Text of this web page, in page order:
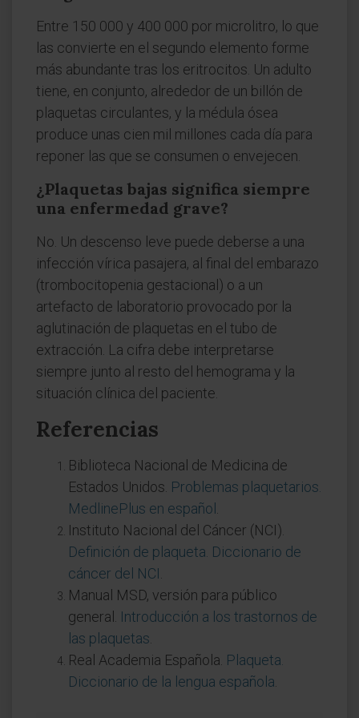
Entre 150 000 y 400 000 por microlitro, lo que
las convierte en el segundo elemento forme
más abundante tras los eritrocitos. Un adulto
tiene, en conjunto, alrededor de un billón de
plaquetas circulantes, y la médula ósea
produce unas cien mil millones cada día para
reponer las que se consumen o envejecen.
¿Plaquetas bajas significa siempre
una enfermedad grave?
No. Un descenso leve puede deberse a una
infección vírica pasajera, al final del embarazo
(trombocitopenia gestacional) o a un
artefacto de laboratorio provocado por la
aglutinación de plaquetas en el tubo de
extracción. La cifra debe interpretarse
siempre junto al resto del hemograma y la
situación clínica del paciente.
Referencias
Biblioteca Nacional de Medicina de
Estados Unidos. Problemas plaquetarios.
MedlinePlus en español
Instituto Nacional del Cáncer (NCI).
Definición de plaqueta. Diccionario de
cáncer del NCI
Manual MSD, versión para público
general. Introducción a los trastornos de
las plaquetas
Real Academia Española. Plaqueta.
Diccionario de la lengua española